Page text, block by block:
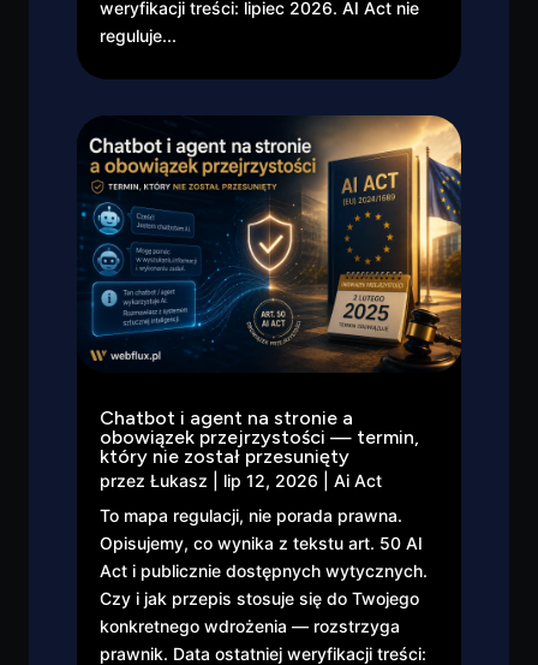
weryfikacji treści: lipiec 2026. AI Act nie
reguluje...
Chatbot i agent na stronie a
obowiązek przejrzystości — termin,
który nie został przesunięty
przez Łukasz lip 12, 2026
Ai Act
To mapa regulacji, nie porada prawna.
Opisujemy, co wynika z tekstu art. 50 AI
Act i publicznie dostępnych wytycznych.
Czy i jak przepis stosuje się do Twojego
konkretnego wdrożenia — rozstrzyga
prawnik. Data ostatniej weryfikacji treści: